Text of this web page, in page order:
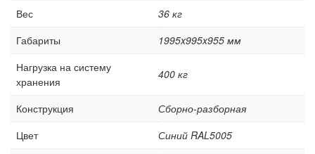
Контейнеры производственные
Грузоподъемное оборудование
Нестандартные изделия
Платформы подкатные SF
Вес
36 кг
Габариты
1995x995x955 мм
Нагрузка на систему
хранения
400 кг
Конструкция
Сборно-разборная
Цвет
Синий RAL5005